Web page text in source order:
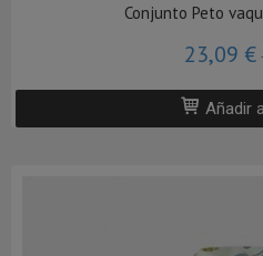
Conjunto Peto
23,09 €
Añadir